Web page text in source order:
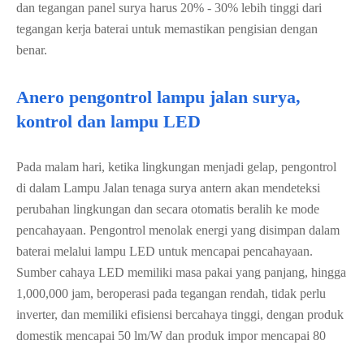
dan tegangan panel surya harus 20% - 30% lebih tinggi dari
tegangan kerja baterai untuk memastikan pengisian dengan
benar.
Anero pengontrol lampu jalan surya,
kontrol dan lampu LED
Pada malam hari, ketika lingkungan menjadi gelap, pengontrol
di dalam Lampu Jalan tenaga surya antern akan mendeteksi
perubahan lingkungan dan secara otomatis beralih ke mode
pencahayaan. Pengontrol menolak energi yang disimpan dalam
baterai melalui lampu LED untuk mencapai pencahayaan.
Sumber cahaya LED memiliki masa pakai yang panjang, hingga
1,000,000 jam, beroperasi pada tegangan rendah, tidak perlu
inverter, dan memiliki efisiensi bercahaya tinggi, dengan produk
domestik mencapai 50 lm/W dan produk impor mencapai 80